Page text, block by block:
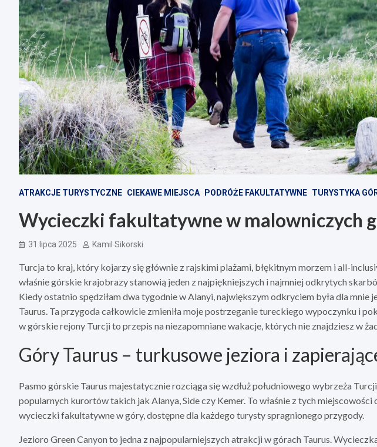
ATRAKCJE TURYSTYCZNE CIEKAWE MIEJSCA PODRÓŻE FAKULTATYWNE TURYSTYKA
Wycieczki fakultatywne w malowniczych
31 lipca 2025 Kamil Sikorski
Turcja to kraj, który kojarzy się głównie z rajskimi plażami, błękitnym morzem i all-
właśnie górskie krajobrazy stanowią jeden z najpiękniejszych i najmniej odkrytych
Kiedy ostatnio spędziłam dwa tygodnie w Alanyi, największym odkryciem była dla mnie
Taurus. Ta przygoda całkowicie zmieniła moje postrzeganie tureckiego wypoczynku i
w górskie rejony Turcji to przepis na niezapomniane wakacje, których nie znajdziesz w
Góry Taurus – turkusowe jeziora i
Pasmo górskie Taurus majestatycznie rozciąga się wzdłuż południowego wybrzeża
popularnych kurortów takich jak Alanya, Side czy Kemer. To właśnie z tych miejscowości
wycieczki fakultatywne w góry, dostępne dla każdego turysty spragnionego przygody.
Jezioro Green Canyon to jedna z najpopularniejszych atrakcji w górach Taurus.